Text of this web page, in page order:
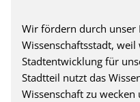
Wir fördern durch unser
Wissenschaftsstadt, weil
Stadtentwicklung für
Stadtteil nutzt das
Wissenschaft zu